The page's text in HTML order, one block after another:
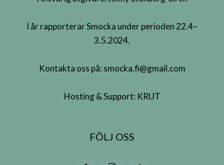
I år rapporterar Smocka under perioden 22.4–
3.5.2024.
Kontakta oss på: smocka.fi@gmail.com
Hosting & Support: KRUT
FÖLJ OSS